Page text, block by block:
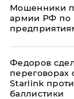
Мошенники
армии РФ по
Федоров
Starlink
баллистики